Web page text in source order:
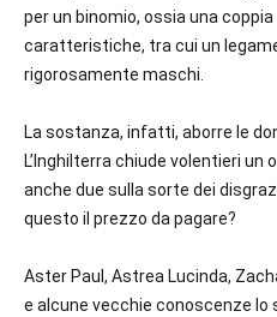
per un binomio, ossia una
caratteristiche, tra cui un
rigorosamente maschi.
La sostanza, infatti, aborre le
L’Inghilterra chiude volentieri un
anche due sulla sorte dei
questo il prezzo da pagare?
Aster Paul, Astrea Lucinda,
e alcune vecchie conoscenze lo